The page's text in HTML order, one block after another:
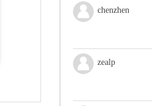
chenzhen
zealp